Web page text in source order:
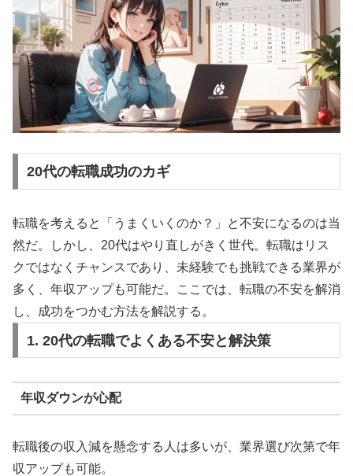
20代の転職成功のカギ
転職を考えると「うまくいくのか？」と不安になるのは当
然だ。しかし、20代はやり直しがきく世代。転職はリス
クではなくチャンスであり、未経験でも挑戦できる業界が
多く、年収アップも可能だ。ここでは、転職の不安を解消
し、成功をつかむ方法を解説する。
1. 20代の転職でよくある不安と解決策
年収ダウンが心配
転職後の収入減を懸念する人は多いが、業界選び次第で年
収アップも可能。